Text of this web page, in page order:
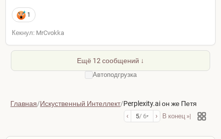
1
Кекнул: MrCvokka
Ещё 12 сообщений ↓
Автоподгрузка
Главная/Искуственный Интеллект/Perplexity.ai он же Петя
‹ 5/ 6▾ › В конец »|